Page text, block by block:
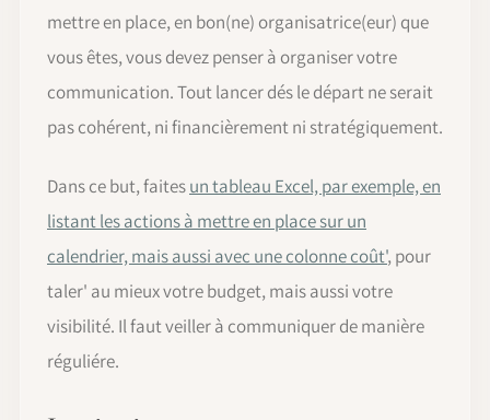
mettre en place, en bon(ne) organisatrice(eur) que
vous êtes, vous devez penser à organiser votre
communication. Tout lancer dés le départ ne serait
pas cohérent, ni financièrement ni stratégiquement.
Dans ce but, faitesun tableau Excel, par exemple, en
listant les actions à mettre en place sur un
calendrier, mais aussi avec une colonne coût', pour
taler' au mieux votre budget, mais aussi votre
visibilité. Il faut veiller à communiquer de manière
réguliére.